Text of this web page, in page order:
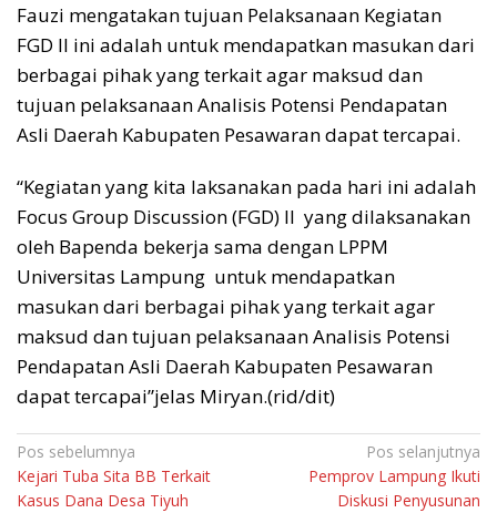
Fauzi mengatakan tujuan Pelaksanaan Kegiatan
FGD II ini adalah untuk mendapatkan masukan dari
berbagai pihak yang terkait agar maksud dan
tujuan pelaksanaan Analisis Potensi Pendapatan
Asli Daerah Kabupaten Pesawaran dapat tercapai.
“Kegiatan yang kita laksanakan pada hari ini adalah
Focus Group Discussion (FGD) II yang dilaksanakan
oleh Bapenda bekerja sama dengan LPPM
Universitas Lampung untuk mendapatkan
masukan dari berbagai pihak yang terkait agar
maksud dan tujuan pelaksanaan Analisis Potensi
Pendapatan Asli Daerah Kabupaten Pesawaran
dapat tercapai”jelas Miryan.(rid/dit)
Navigasi
pos
Pos sebelumnya
Kejari Tuba Sita BB Terkait
Kasus Dana Desa Tiyuh
Pos selanjutnya
Pemprov Lampung Ikuti
Diskusi Penyusunan